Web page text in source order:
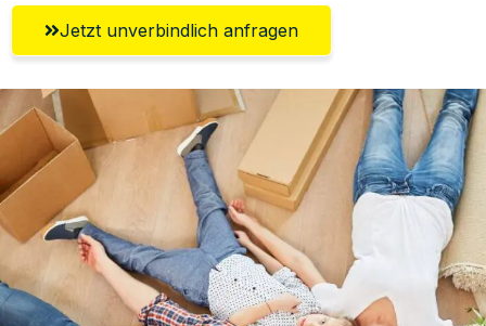
Jetzt unverbindlich anfragen